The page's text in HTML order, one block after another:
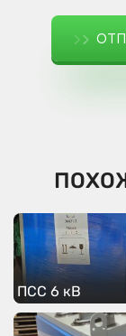
ПСС 6 кВ